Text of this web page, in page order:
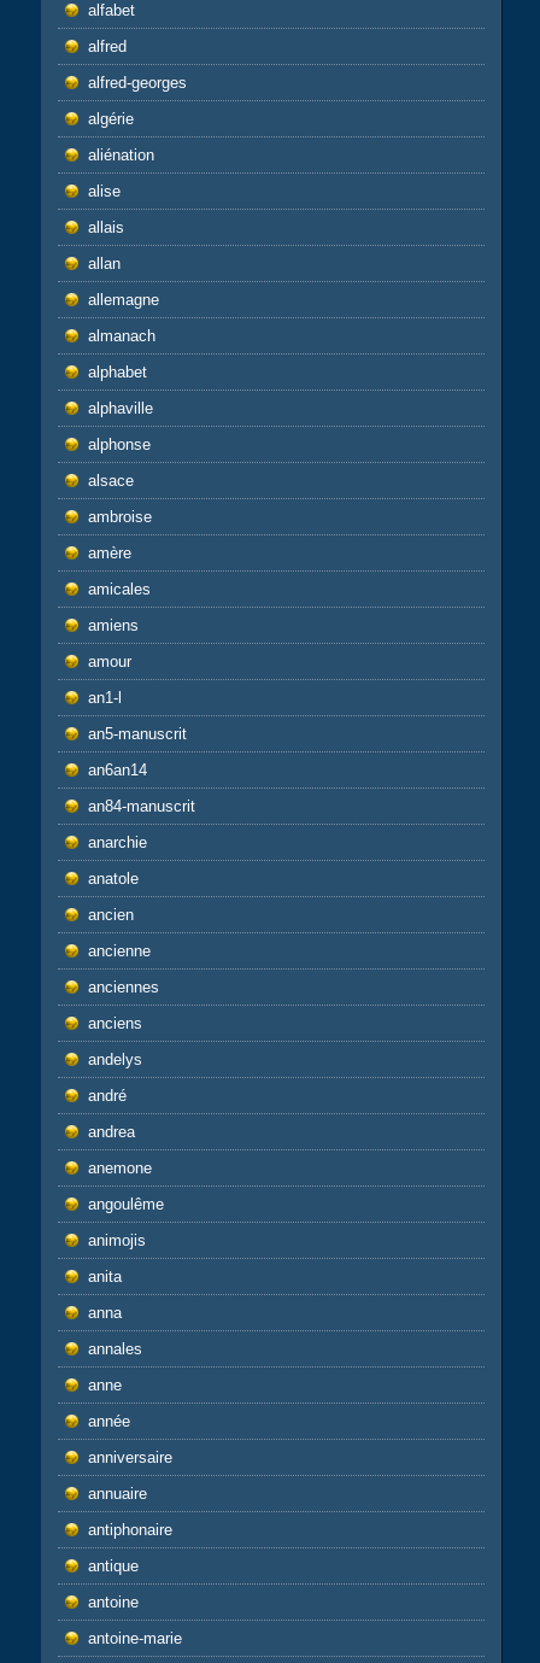
alfabet
alfred
alfred-georges
algérie
aliénation
alise
allais
allan
allemagne
almanach
alphabet
alphaville
alphonse
alsace
ambroise
amère
amicales
amiens
amour
an1-l
an5-manuscrit
an6an14
an84-manuscrit
anarchie
anatole
ancien
ancienne
anciennes
anciens
andelys
andré
andrea
anemone
angoulême
animojis
anita
anna
annales
anne
année
anniversaire
annuaire
antiphonaire
antique
antoine
antoine-marie